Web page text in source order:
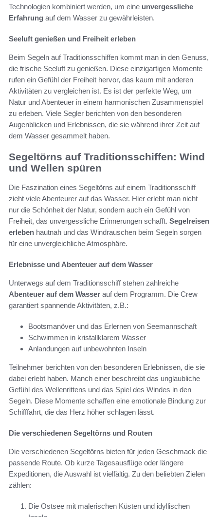
Technologien kombiniert werden, um eine unvergessliche
Erfahrung auf dem Wasser zu gewährleisten.
Seeluft genießen und Freiheit erleben
Beim Segeln auf Traditionsschiffen kommt man in den Genuss,
die frische Seeluft zu genießen. Diese einzigartigen Momente
rufen ein Gefühl der Freiheit hervor, das kaum mit anderen
Aktivitäten zu vergleichen ist. Es ist der perfekte Weg, um
Natur und Abenteuer in einem harmonischen Zusammenspiel
zu erleben. Viele Segler berichten von den besonderen
Augenblicken und Erlebnissen, die sie während ihrer Zeit auf
dem Wasser gesammelt haben.
Segeltörns auf Traditionsschiffen: Wind
und Wellen spüren
Die Faszination eines Segeltörns auf einem Traditionsschiff
zieht viele Abenteurer auf das Wasser. Hier erlebt man nicht
nur die Schönheit der Natur, sondern auch ein Gefühl von
Freiheit, das unvergessliche Erinnerungen schafft. Segelreisen
erleben hautnah und das Windrauschen beim Segeln sorgen
für eine unvergleichliche Atmosphäre.
Erlebnisse und Abenteuer auf dem Wasser
Unterwegs auf dem Traditionsschiff stehen zahlreiche
Abenteuer auf dem Wasser auf dem Programm. Die Crew
garantiert spannende Aktivitäten, z.B.:
Bootsmanöver und das Erlernen von Seemannschaft
Schwimmen in kristallklarem Wasser
Anlandungen auf unbewohnten Inseln
Teilnehmer berichten von den besonderen Erlebnissen, die sie
dabei erlebt haben. Manch einer beschreibt das unglaubliche
Gefühl des Wellenrittens und das Spiel des Windes in den
Segeln. Diese Momente schaffen eine emotionale Bindung zur
Schifffahrt, die das Herz höher schlagen lässt.
Die verschiedenen Segeltörns und Routen
Die verschiedenen Segeltörns bieten für jeden Geschmack die
passende Route. Ob kurze Tagesausflüge oder längere
Expeditionen, die Auswahl ist vielfältig. Zu den beliebten Zielen
zählen:
Die Ostsee mit malerischen Küsten und idyllischen